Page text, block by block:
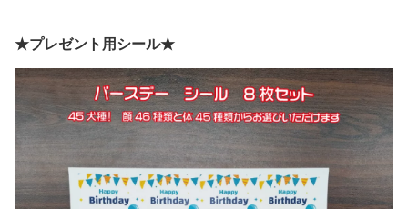
★プレゼント用シール★